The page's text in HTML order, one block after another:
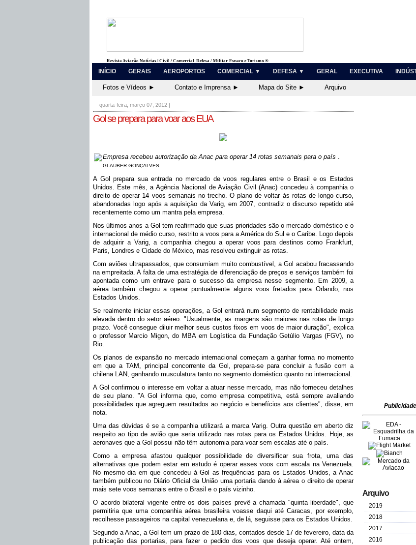
Revista Aviação Notícias | Civil / Comercial, Defesa / Militar, Espaço e Turismo ®
INÍCIO GERAIS AEROPORTOS COMERCIAL ▼ DEFESA ▼ GERAL EXECUTIVA
Fotos e Vídeos ► Contato e Imprensa ► Mapa do Site ► Arquivo
quarta-feira, março 07, 2012 |
Gol se prepara para voar aos EUA
Empresa recebeu autorização da Anac para operar 14 rotas semanais para o país .
GLAUBER GONÇALVES .
A Gol prepara sua entrada no mercado de voos regulares entre o Brasil e os Estados
Unidos. Este mês, a Agência Nacional de Aviação Civil (Anac) concedeu à companhia o
direito de operar 14 voos semanais no trecho. O plano de voltar às rotas de longo curso,
abandonadas logo após a aquisição da Varig, em 2007, contradiz o discurso repetido até
recentemente como um mantra pela empresa.
Nos últimos anos a Gol tem reafirmado que suas prioridades são o mercado doméstico e o
internacional de médio curso, restrito a voos para a América do Sul e o Caribe. Logo depois
de adquirir a Varig, a companhia chegou a operar voos para destinos como Frankfurt,
Paris, Londres e Cidade do México, mas resolveu extinguir as rotas.
Com aviões ultrapassados, que consumiam muito combustível, a Gol acabou fracassando
na empreitada. A falta de uma estratégia de diferenciação de preços e serviços também foi
apontada como um entrave para o sucesso da empresa nesse segmento. Em 2009, a
aérea também chegou a operar pontualmente alguns voos fretados para Orlando, nos
Estados Unidos.
Se realmente iniciar essas operações, a Gol entrará num segmento de rentabilidade mais
elevada dentro do setor aéreo. "Usualmente, as margens são maiores nas rotas de longo
prazo. Você consegue diluir melhor seus custos fixos em voos de maior duração", explica
o professor Marcio Migon, do MBA em Logística da Fundação Getúlio Vargas (FGV), no
Rio.
Os planos de expansão no mercado internacional começam a ganhar forma no momento
em que a TAM, principal concorrente da Gol, prepara-se para concluir a fusão com a
chilena LAN, ganhando musculatura tanto no segmento doméstico quanto no internacional.
A Gol confirmou o interesse em voltar a atuar nesse mercado, mas não forneceu detalhes
de seu plano. "A Gol informa que, como empresa competitiva, está sempre avaliando
possibilidades que agreguem resultados ao negócio e benefícios aos clientes", disse, em
nota.
Uma das dúvidas é se a companhia utilizará a marca Varig. Outra questão em aberto diz
respeito ao tipo de avião que seria utilizado nas rotas para os Estados Unidos. Hoje, as
aeronaves que a Gol possui não têm autonomia para voar sem escalas até o país.
Como a empresa afastou qualquer possibilidade de diversificar sua frota, uma das
alternativas que podem estar em estudo é operar esses voos com escala na Venezuela.
No mesmo dia em que concedeu à Gol as frequências para os Estados Unidos, a Anac
também publicou no Diário Oficial da União uma portaria dando à aérea o direito de operar
mais sete voos semanais entre o Brasil e o país vizinho.
O acordo bilateral vigente entre os dois países prevê a chamada "quinta liberdade", que
permitiria que uma companhia aérea brasileira voasse daqui até Caracas, por exemplo,
recolhesse passageiros na capital venezuelana e, de lá, seguisse para os Estados Unidos.
Segundo a Anac, a Gol tem um prazo de 180 dias, contados desde 17 de fevereiro, data da
publicação das portarias, para fazer o pedido dos voos que deseja operar. Até ontem,
Publicidade
Arquivo
2019
2018
2017
2016